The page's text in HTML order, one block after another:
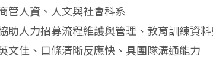
管人資、人文與社會科系
助人力招募流程維護與管理、教育訓練資
文佳、口條清晰反應快、具團隊溝通能力